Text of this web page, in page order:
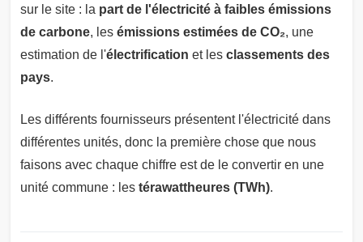
sur le site : la part de l'électricité à faibles émissions
de carbone, les émissions estimées de CO₂, une
estimation de l'électrification et les classements des
pays.
Les différents fournisseurs présentent l'électricité dans
différentes unités, donc la première chose que nous
faisons avec chaque chiffre est de le convertir en une
unité commune : les térawattheures (TWh).